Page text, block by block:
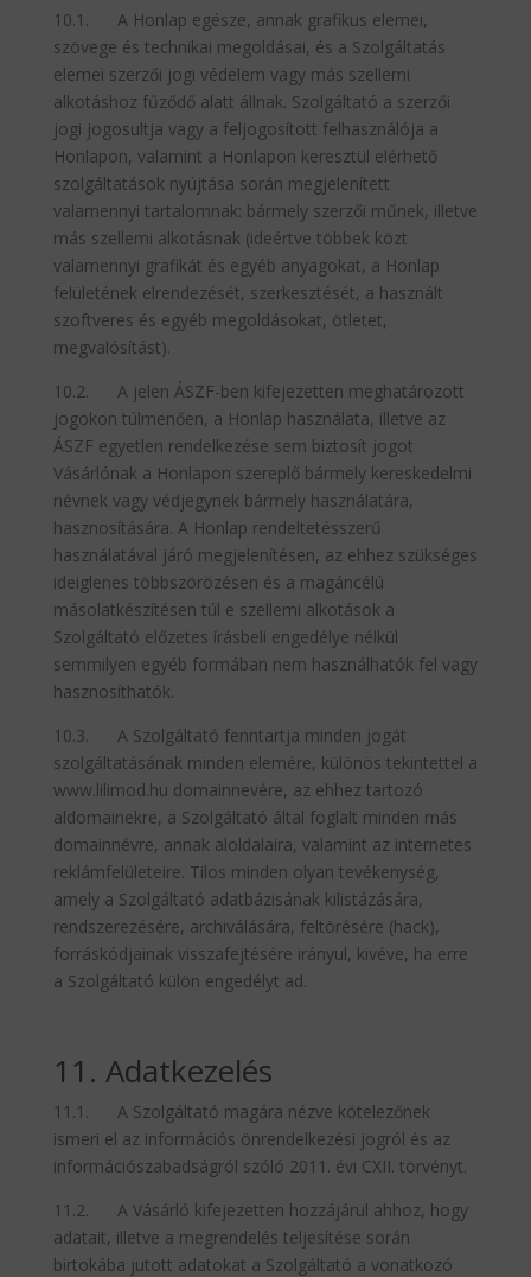
10.1. A Honlap egésze, annak grafikus elemei,
szövege és technikai megoldásai, és a Szolgáltatás
elemei szerzői jogi védelem vagy más szellemi
alkotáshoz fűződő alatt állnak. Szolgáltató a szerzői
jogi jogosultja vagy a feljogosított felhasználója a
Honlapon, valamint a Honlapon keresztül elérhető
szolgáltatások nyújtása során megjelenített
valamennyi tartalomnak: bármely szerzői műnek, illetve
más szellemi alkotásnak (ideértve többek közt
valamennyi grafikát és egyéb anyagokat, a Honlap
felületének elrendezését, szerkesztését, a használt
szoftveres és egyéb megoldásokat, ötletet,
megvalósítást).
10.2. A jelen ÁSZF-ben kifejezetten meghatározott
jogokon túlmenően, a Honlap használata, illetve az
ÁSZF egyetlen rendelkezése sem biztosít jogot
Vásárlónak a Honlapon szereplő bármely kereskedelmi
névnek vagy védjegynek bármely használatára,
hasznosítására. A Honlap rendeltetésszerű
használatával járó megjelenítésen, az ehhez szükséges
ideiglenes többszörözésen és a magáncélú
másolatkészítésen túl e szellemi alkotások a
Szolgáltató előzetes írásbeli engedélye nélkül
semmilyen egyéb formában nem használhatók fel vagy
hasznosíthatók.
10.3. A Szolgáltató fenntartja minden jogát
szolgáltatásának minden elemére, különös tekintettel a
www.lilimod.hu domainnevére, az ehhez tartozó
aldomainekre, a Szolgáltató által foglalt minden más
domainnévre, annak aloldalaira, valamint az internetes
reklámfelületeire. Tilos minden olyan tevékenység,
amely a Szolgáltató adatbázisának kilistázására,
rendszerezésére, archiválására, feltörésére (hack),
forráskódjainak visszafejtésére irányul, kivéve, ha erre
a Szolgáltató külön engedélyt ad.
11. Adatkezelés
11.1. A Szolgáltató magára nézve kötelezőnek
ismeri el az információs önrendelkezési jogról és az
információszabadságról szóló 2011. évi CXII. törvényt.
11.2. A Vásárló kifejezetten hozzájárul ahhoz, hogy
adatait, illetve a megrendelés teljesítése során
birtokába jutott adatokat a Szolgáltató a vonatkozó